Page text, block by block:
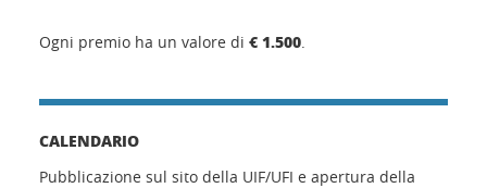
Ogni premio ha un valore di € 1.500.
CALENDARIO
Pubblicazione sul sito della UIF/UFI e apertura della